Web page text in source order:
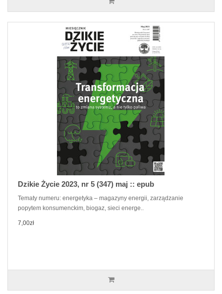
Dzikie Życie 2023, nr 5 (347) maj :: epub
Tematy numeru: energetyka – magazyny energii, zarządzanie
popytem konsumenckim, biogaz, sieci energe..
7,00zł